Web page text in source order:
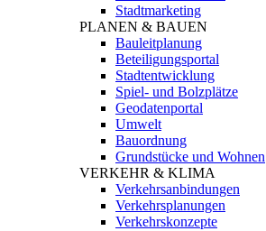
Stadtmarketing
PLANEN & BAUEN
Bauleitplanung
Beteiligungsportal
Stadtentwicklung
Spiel- und Bolzplätze
Geodatenportal
Umwelt
Bauordnung
Grundstücke und Wohnen
VERKEHR & KLIMA
Verkehrsanbindungen
Verkehrsplanungen
Verkehrskonzepte